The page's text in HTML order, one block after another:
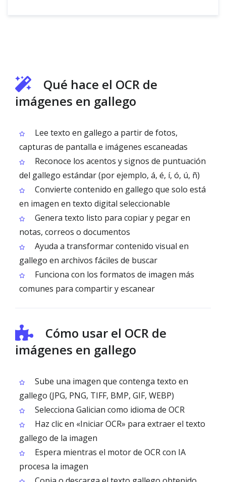
Qué hace el OCR de
imágenes en gallego
Lee texto en gallego a partir de fotos,
capturas de pantalla e imágenes escaneadas
Reconoce los acentos y signos de puntuación
del gallego estándar (por ejemplo, á, é, í, ó, ú, ñ)
Convierte contenido en gallego que solo está
en imagen en texto digital seleccionable
Genera texto listo para copiar y pegar en
notas, correos o documentos
Ayuda a transformar contenido visual en
gallego en archivos fáciles de buscar
Funciona con los formatos de imagen más
comunes para compartir y escanear
Cómo usar el OCR de
imágenes en gallego
Sube una imagen que contenga texto en
gallego (JPG, PNG, TIFF, BMP, GIF, WEBP)
Selecciona Galician como idioma de OCR
Haz clic en «Iniciar OCR» para extraer el texto
gallego de la imagen
Espera mientras el motor de OCR con IA
procesa la imagen